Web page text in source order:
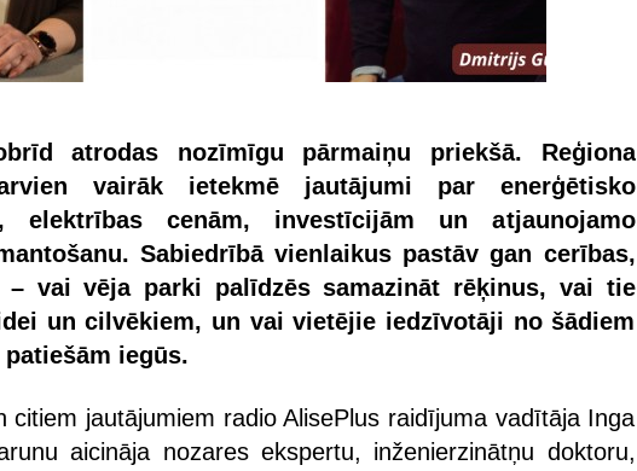
atrodas nozīmīgu pārmaiņu priekšā. Reģiona
vairāk ietekmē jautājumi par enerģētisko
elektrības cenām, investīcijām un atjaunojamo
Sabiedrībā vienlaikus pastāv gan cerības,
– vai vēja parki palīdzēs samazināt rēķinus, vai tie
un cilvēkiem, un vai vietējie iedzīvotāji no šādiem
iegūs.
citiem jautājumiem radio AlisePlus raidījuma vadītāja Inga
aicināja nozares ekspertu, inženierzinātņu doktoru,